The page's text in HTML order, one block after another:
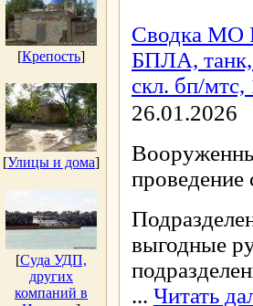
[Крепость]
[Улицы и дома]
[Суда УДП,
других
компаний в
Сводка МО
БПЛА,
скл. бп/мтс,
26.01.2026
проведение
выгодные
... Читать